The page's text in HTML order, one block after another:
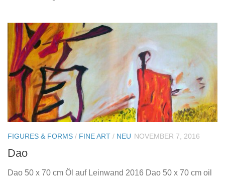
FIGURES & FORMS / FINE ART / NEU NOVEMBER 7, 2016
Dao
Dao 50 x 70 cm Öl auf Leinwand 2016 Dao 50 x 70 cm oil